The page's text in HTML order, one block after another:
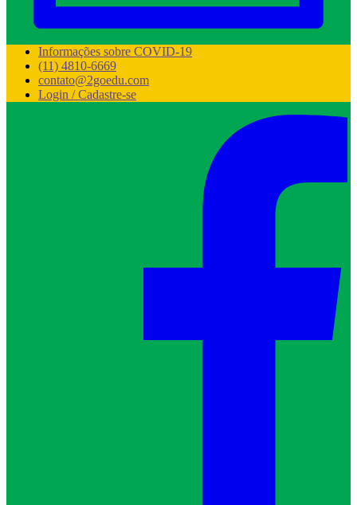
Informações sobre COVID-19
(11) 4810-6669
contato@2goedu.com
Login / Cadastre-se